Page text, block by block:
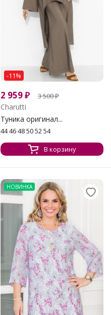
-11%
2 959₽ 3 500₽
Charutti
Туника оригинал...
44 46 48 50 52 54
В корзину
НОВИНКА